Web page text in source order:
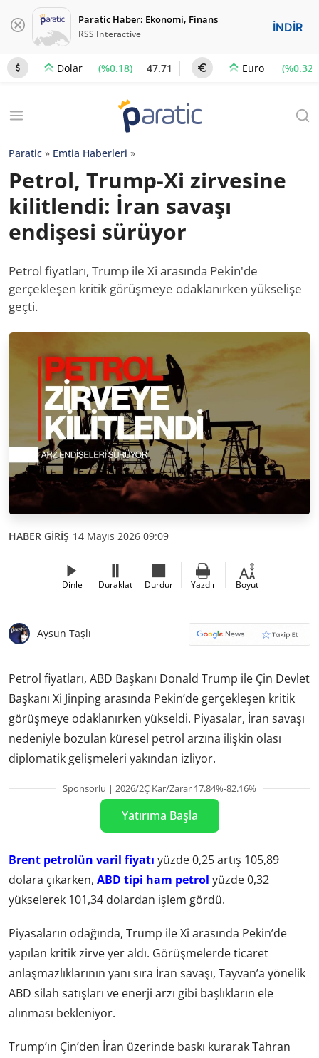
Paratic Haber: Ekonomi, Finans
RSS Interactive İNDİR
Dolar (%0.18) 47.71 Euro (%0.32)
Paratic » Emtia Haberleri »
Petrol, Trump-Xi zirvesine
kilitlendi: İran savaşı
endişesi sürüyor
Petrol fiyatları, Trump ile Xi arasında Pekin'de
gerçekleşen kritik görüşmeye odaklanırken yükselişe
geçti.
HABER GİRİŞ 14 Mayıs 2026 09:09
Dinle Duraklat Durdur Yazdır Boyut
Aysun Taşlı
Petrol fiyatları, ABD Başkanı Donald Trump ile Çin Devlet
Başkanı Xi Jinping arasında Pekin’de gerçekleşen kritik
görüşmeye odaklanırken yükseldi. Piyasalar, İran savaşı
nedeniyle bozulan küresel petrol arzına ilişkin olası
diplomatik gelişmeleri yakından izliyor.
Sponsorlu | 2026/2Ç Kar/Zarar 17.84%-82.16%
Yatırıma Başla
Brent petrolün varil fiyatı yüzde 0,25 artış 105,89
dolara çıkarken, ABD tipi ham petrol yüzde 0,32
yükselerek 101,34 dolardan işlem gördü.
Piyasaların odağında, Trump ile Xi arasında Pekin’de
yapılan kritik zirve yer aldı. Görüşmelerde ticaret
anlaşmazlıklarının yanı sıra İran savaşı, Tayvan’a yönelik
ABD silah satışları ve enerji arzı gibi başlıkların ele
alınması bekleniyor.
Trump’ın Çin’den İran üzerinde baskı kurarak Tahran